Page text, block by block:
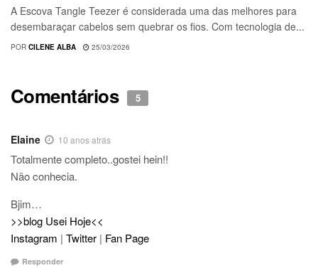
A Escova Tangle Teezer é considerada uma das melhores para
desembaraçar cabelos sem quebrar os fios. Com tecnologia de...
POR CILENE ALBA 25/03/2026
Comentários 5
Elaine 10 anos atrás
Totalmente completo..gostei hein!!
Não conhecia.
Bjim…
>>blog Usei Hoje<<
Instagram | Twitter | Fan Page
Responder